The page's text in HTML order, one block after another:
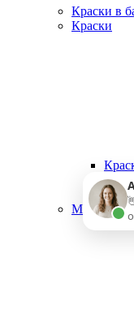
Краски в
Краски
Малярный